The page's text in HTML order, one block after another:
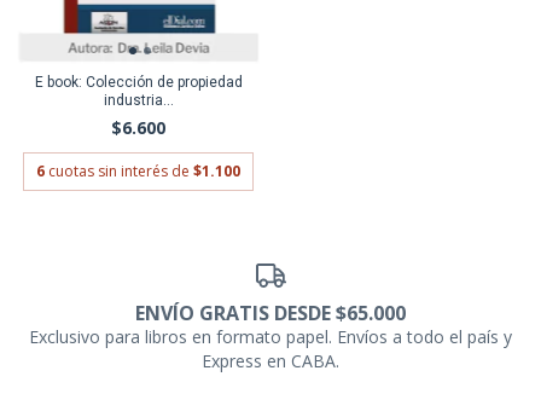
E book: Colección de propiedad
industria...
$6.600
6 cuotas sin interés de $1.100
ENVÍO GRATIS DESDE $65.000
Exclusivo para libros en formato papel. Envíos a todo el país y
Express en CABA.